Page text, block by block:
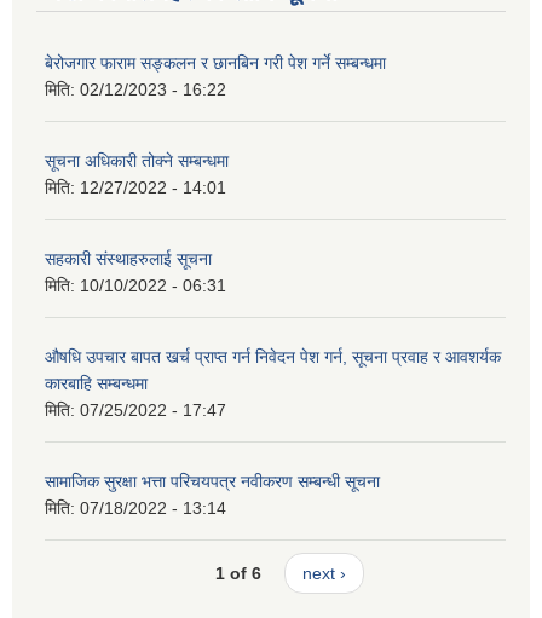
बेरोजगार फाराम सङ्कलन र छानबिन गरी पेश गर्ने सम्बन्धमा
मिति: 02/12/2023 - 16:22
सूचना अधिकारी तोक्ने सम्बन्धमा
मिति: 12/27/2022 - 14:01
सहकारी संस्थाहरुलाई सूचना
मिति: 10/10/2022 - 06:31
औषधि उपचार बापत खर्च प्राप्त गर्न निवेदन पेश गर्न, सूचना प्रवाह र आवशर्यक
कारबाहि सम्बन्धमा
मिति: 07/25/2022 - 17:47
सामाजिक सुरक्षा भत्ता परिचयपत्र नवीकरण सम्बन्धी सूचना
मिति: 07/18/2022 - 13:14
1 of 6 next ›